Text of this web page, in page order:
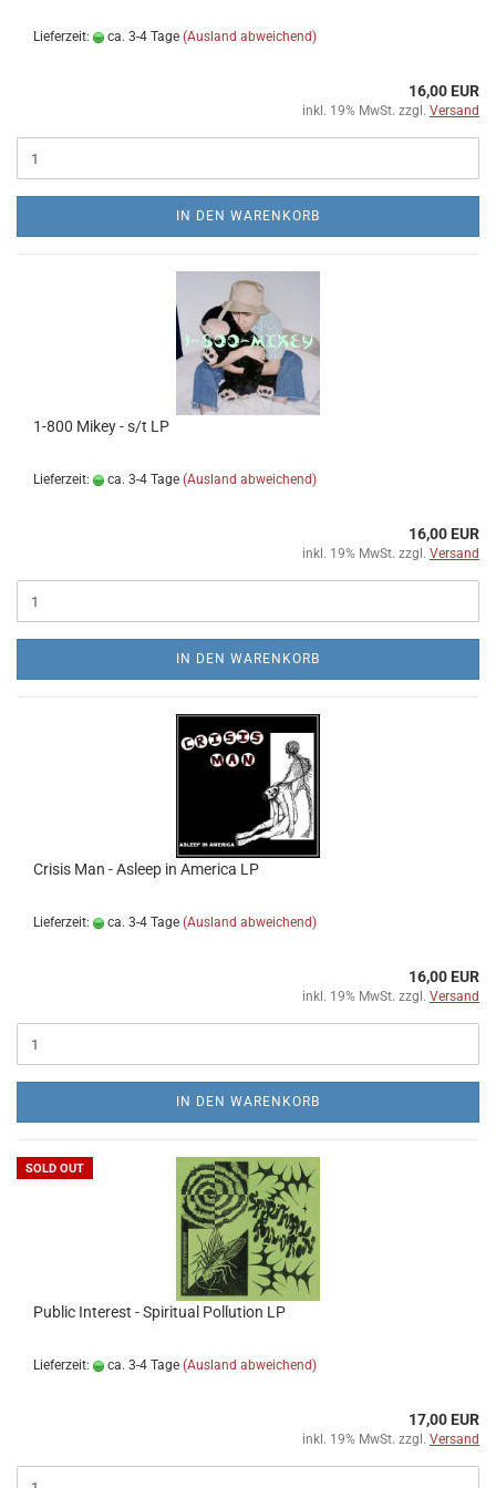
Lieferzeit: ca. 3-4 Tage (Ausland abweichend)
16,00 EUR
inkl. 19% MwSt. zzgl. Versand
IN DEN WARENKORB
1​-​800 Mikey - s​/​t LP
Lieferzeit: ca. 3-4 Tage (Ausland abweichend)
16,00 EUR
inkl. 19% MwSt. zzgl. Versand
IN DEN WARENKORB
Crisis Man - Asleep in America LP
Lieferzeit: ca. 3-4 Tage (Ausland abweichend)
16,00 EUR
inkl. 19% MwSt. zzgl. Versand
IN DEN WARENKORB
SOLD OUT
Public Interest - Spiritual Pollution LP
Lieferzeit: ca. 3-4 Tage (Ausland abweichend)
17,00 EUR
inkl. 19% MwSt. zzgl. Versand